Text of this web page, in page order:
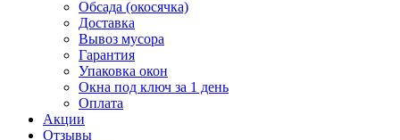
Обсада (окосячка)
Доставка
Вывоз мусора
Гарантия
Упаковка окон
Окна под ключ за 1 день
Оплата
Акции
Отзывы